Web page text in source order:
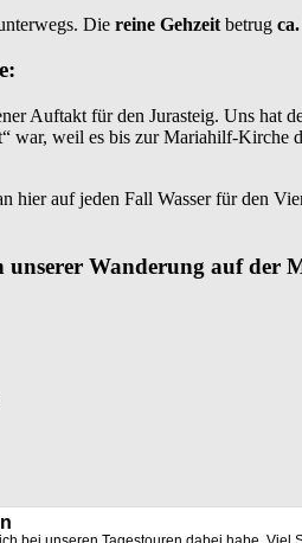
Die reine Gehzeit betrug
Auftakt für den Jurasteig. Uns hat
war, weil es bis zur Mariahilf-Kirche
hier auf jeden Fall Wasser für den
Wanderung auf der